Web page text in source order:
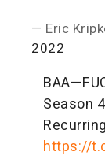
— Eric
2022
Season
https://